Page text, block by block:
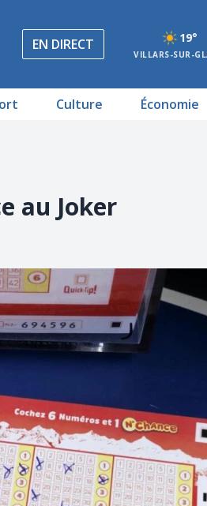
EN DIRECT 19°
VILLARS-SUR-
Culture Économie
au Joker